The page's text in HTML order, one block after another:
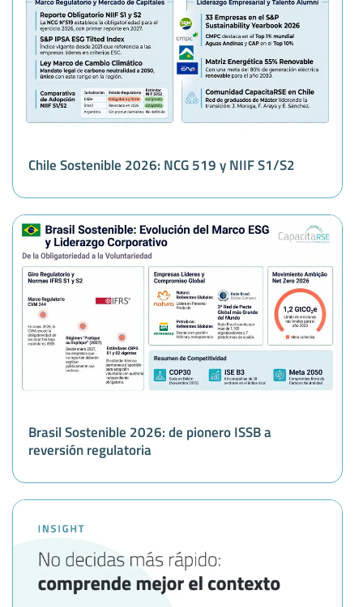
Chile Sostenible 2026: NCG 519 y NIIF S1/S2
Brasil Sostenible 2026: de pionero ISSB a
reversión regulatoria